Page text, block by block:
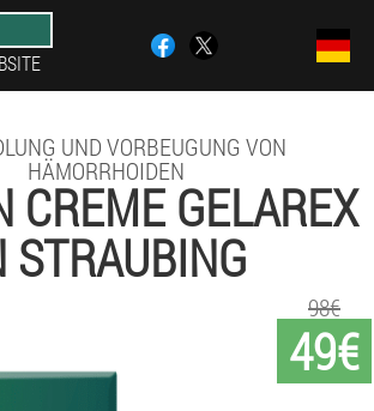
UND VORBEUGUNG VON
HÄMORRHOIDEN
CREME GELAREX
STRAUBING
49€
98€